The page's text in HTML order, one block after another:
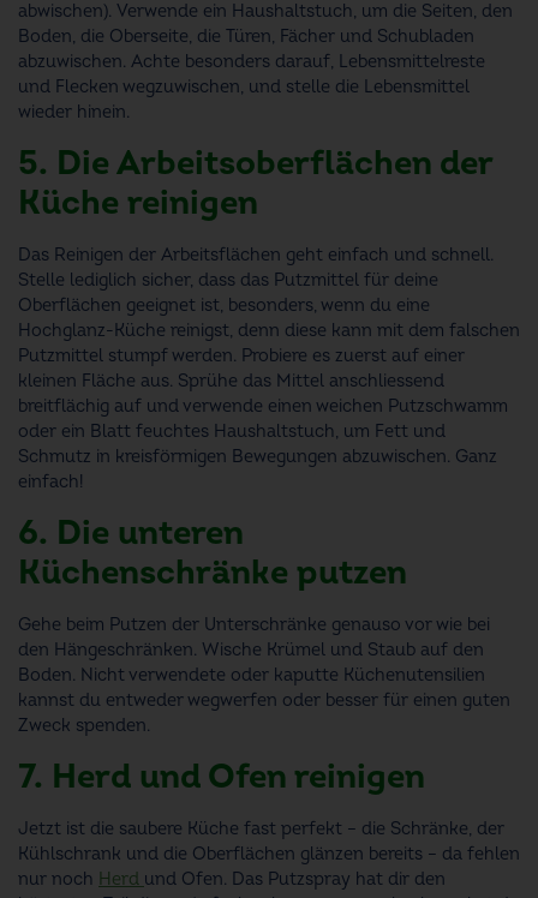
abwischen). Verwende ein Haushaltstuch, um die Seiten, den
Boden, die Oberseite, die Türen, Fächer und Schubladen
abzuwischen. Achte besonders darauf, Lebensmittelreste
und Flecken wegzuwischen, und stelle die Lebensmittel
wieder hinein.
5. Die Arbeitsoberflächen der
Küche reinigen
Das Reinigen der Arbeitsflächen geht einfach und schnell.
Stelle lediglich sicher, dass das Putzmittel für deine
Oberflächen geeignet ist, besonders, wenn du eine
Hochglanz-Küche reinigst, denn diese kann mit dem falschen
Putzmittel stumpf werden. Probiere es zuerst auf einer
kleinen Fläche aus. Sprühe das Mittel anschliessend
breitflächig auf und verwende einen weichen Putzschwamm
oder ein Blatt feuchtes Haushaltstuch, um Fett und
Schmutz in kreisförmigen Bewegungen abzuwischen. Ganz
einfach!
6. Die unteren
Küchenschränke putzen
Gehe beim Putzen der Unterschränke genauso vor wie bei
den Hängeschränken. Wische Krümel und Staub auf den
Boden. Nicht verwendete oder kaputte Küchenutensilien
kannst du entweder wegwerfen oder besser für einen guten
Zweck spenden.
7. Herd und Ofen reinigen
Jetzt ist die saubere Küche fast perfekt – die Schränke, der
Kühlschrank und die Oberflächen glänzen bereits – da fehlen
nur noch Herd und Ofen. Das Putzspray hat dir den